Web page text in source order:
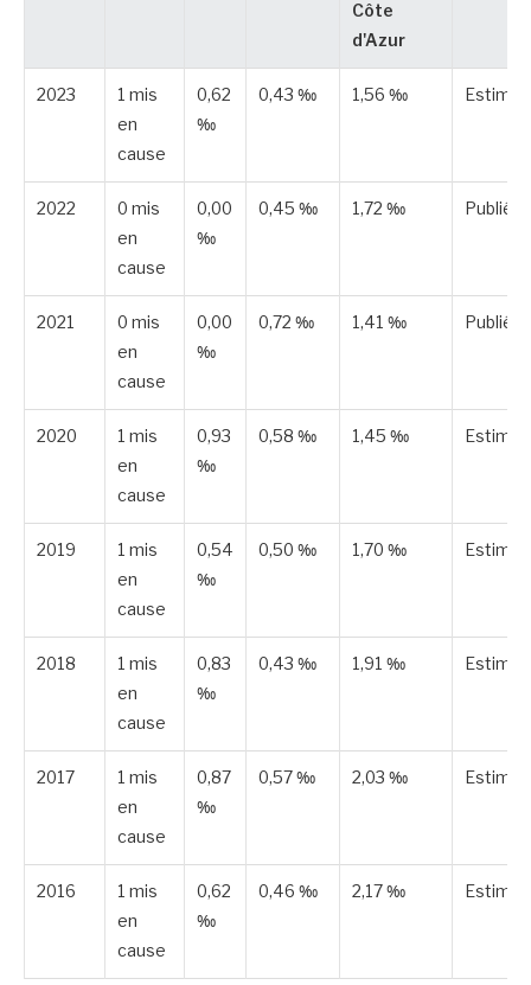
Côte
d'Azur
2023
1 mis
en
cause
0,62
‰
0,43 ‰ 1,56 ‰ Estimée
2022
0 mis
en
cause
0,00
‰
0,45 ‰ 1,72 ‰ Publiée
2021
0 mis
en
cause
0,00
‰
0,72 ‰ 1,41 ‰ Publiée
2020
1 mis
en
cause
0,93
‰
0,58 ‰ 1,45 ‰ Estimée
2019
1 mis
en
cause
0,54
‰
0,50 ‰ 1,70 ‰ Estimée
2018
1 mis
en
cause
0,83
‰
0,43 ‰ 1,91 ‰ Estimée
2017
1 mis
en
cause
0,87
‰
0,57 ‰ 2,03 ‰ Estimée
2016
1 mis
en
cause
0,62
‰
0,46 ‰ 2,17 ‰ Estimée